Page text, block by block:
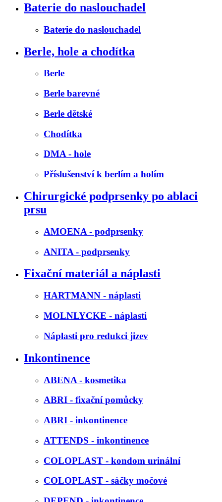
Baterie do naslouchadel
Baterie do naslouchadel
Berle, hole a chodítka
Berle
Berle barevné
Berle dětské
Chodítka
DMA - hole
Příslušenství k berlím a holím
Chirurgické podprsenky po ablaci
prsu
AMOENA - podprsenky
ANITA - podprsenky
Fixační materiál a náplasti
HARTMANN - náplasti
MOLNLYCKE - náplasti
Náplasti pro redukci jizev
Inkontinence
ABENA - kosmetika
ABRI - fixační pomůcky
ABRI - inkontinence
ATTENDS - inkontinence
COLOPLAST - kondom urinální
COLOPLAST - sáčky močové